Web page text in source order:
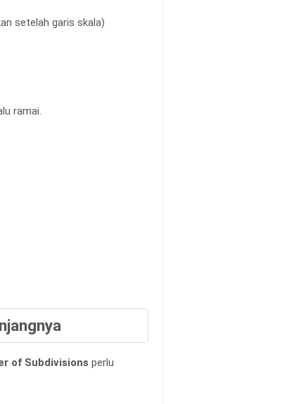
setelah garis skala)
ramai.
of Subdivisions perlu